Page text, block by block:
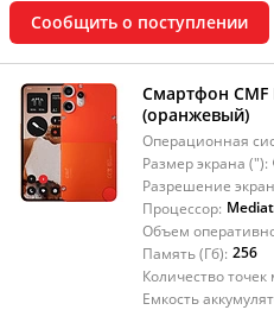
Сообщить о поступлении
Смартфон CMF
(оранжевый)
Операционная
Размер экрана ("):
Разрешение
Процессор:
Объем
Память (Гб): 256
Количество
Емкость